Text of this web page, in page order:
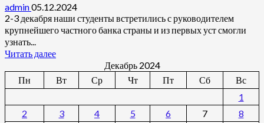
admin05.12.2024
2-3 декабря наши студенты встретились с руководителем
крупнейшего частного банка страны и из первых уст смогли
узнать...
Читать далее
Декабрь 2024
Пн
Вт Ср Чт Пт Сб
Вс
1
2
3 4 5 6 7
8